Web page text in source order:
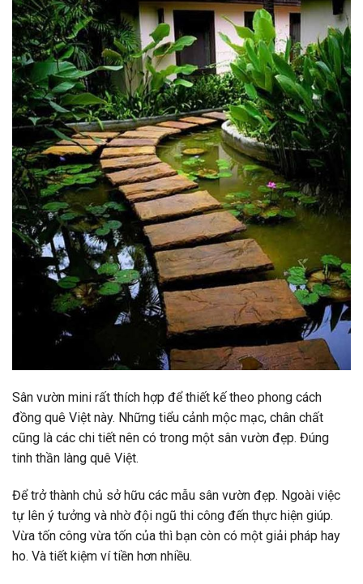
Sân vườn mini rất thích hợp để thiết kế theo phong cách
đồng quê Việt này. Những tiểu cảnh mộc mạc, chân chất
cũng là các chi tiết nên có trong một sân vườn đẹp. Đúng
tinh thần làng quê Việt.
Để trở thành chủ sở hữu các mẫu sân vườn đẹp. Ngoài việc
tự lên ý tưởng và nhờ đội ngũ thi công đến thực hiện giúp.
Vừa tốn công vừa tốn của thì bạn còn có một giải pháp hay
ho. Và tiết kiệm ví tiền hơn nhiều.